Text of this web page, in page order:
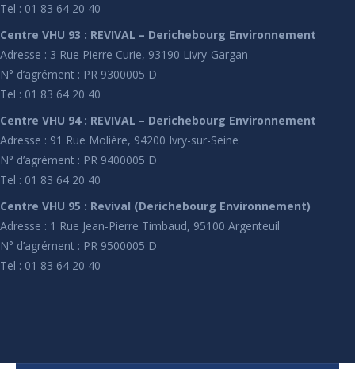
Tel : 01 83 64 20 40
Centre VHU 93 : REVIVAL – Derichebourg Environnement
Adresse : 3 Rue Pierre Curie, 93190 Livry-Gargan
N° d’agrément : PR 9300005 D
Tel : 01 83 64 20 40
Centre VHU 94 : REVIVAL – Derichebourg Environnement
Adresse : 91 Rue Molière, 94200 Ivry-sur-Seine
N° d’agrément : PR 9400005 D
Tel : 01 83 64 20 40
Centre VHU 95 : Revival (Derichebourg Environnement)
Adresse : 1 Rue Jean-Pierre Timbaud, 95100 Argenteuil
N° d’agrément : PR 9500005 D
Tel : 01 83 64 20 40